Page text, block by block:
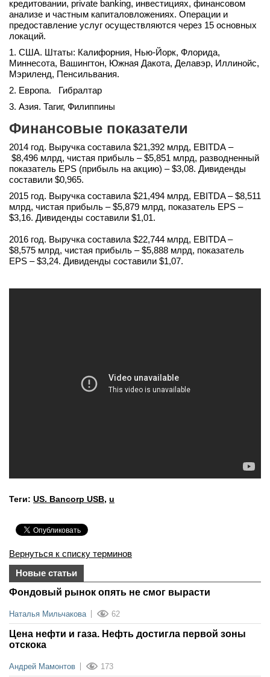
кредитовании, private banking, инвестициях, финансовом
анализе и частным капиталовложениях. Операции и
предоставление услуг осуществляются через 15 основных
локаций.
1. США. Штаты: Калифорния, Нью-Йорк, Флорида,
Миннесота, Вашингтон, Южная Дакота, Делавэр, Иллинойс,
Мэриленд, Пенсильвания.
2. Европа. Гибралтар
3. Азия. Тагиг, Филиппины
Финансовые показатели
2014 год. Выручка составила $21,392 млрд, EBITDA –
$8,496 млрд, чистая прибыль – $5,851 млрд, разводненный
показатель EPS (прибыль на акцию) – $3,08. Дивиденды
составили $0,965.
2015 год. Выручка составила $21,494 млрд, EBITDA – $8,511
млрд, чистая прибыль – $5,879 млрд, показатель EPS –
$3,16. Дивиденды составили $1,01.
2016 год. Выручка составила $22,744 млрд, EBITDA –
$8,575 млрд, чистая прибыль – $5,888 млрд, показатель
EPS – $3,24. Дивиденды составили $1,07.
Теги: US. Bancorp USB, u
Вернуться к списку терминов
Новые статьи
Фондовый рынок опять не смог вырасти
Наталья Мильчакова 62
Цена нефти и газа. Нефть достигла первой зоны
отскока
Андрей Мамонтов 173